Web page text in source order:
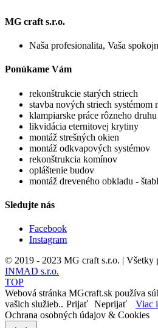
MG craft s.r.o.
Naša profesionalita, Vaša
Ponúkame Vám
rekonštrukcie starých striech
stavba nových striech systémom
klampiarske práce rôzneho druhu
likvidácia eternitovej krytiny
montáž strešných okien
montáž odkvapových systémov
rekonštrukcia komínov
opláštenie budov
montáž dreveného obkladu -
Sledujte nás
Facebook
Instagram
© 2019 - 2023 MG craft s.r.o. | Všetky
INMAD s.r.o.
TOP
Webová stránka MGcraft.sk používa
vašich služieb.. Prijať Neprijať
Viac
Ochrana osobných údajov & Cookies